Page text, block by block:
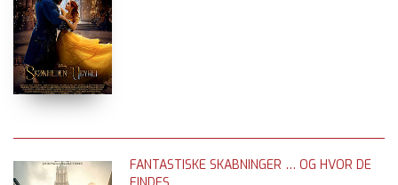
FANTASTISKE SKABNINGER … OG HVOR DE